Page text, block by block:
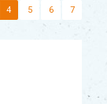
4 5 6 7